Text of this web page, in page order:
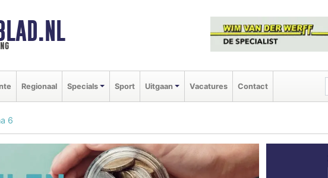
Regionaal Specials Sport Uitgaan Vacatures Contact
6